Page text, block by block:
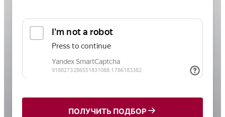
ПОЛУЧИТЬ ПОДБОР